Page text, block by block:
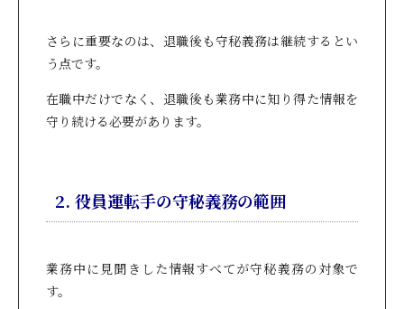
さらに重要なのは、退職後も守秘義務は継続するとい
う点です。
在職中だけでなく、退職後も業務中に知り得た情報を
守り続ける必要があります。
2. 役員運転手の守秘義務の範囲
業務中に見聞きした情報すべてが守秘義務の対象で
す。